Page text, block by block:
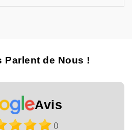
Parlent de Nous !
Avis
()